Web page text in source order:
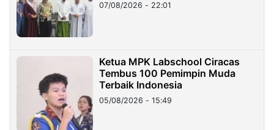
07/08/2026 - 22:01
Ketua MPK Labschool Ciracas
Tembus 100 Pemimpin Muda
Terbaik Indonesia
05/08/2026 - 15:49